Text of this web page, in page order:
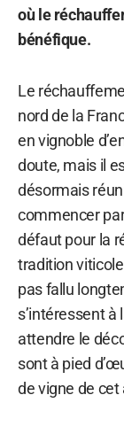
où le
bénéfique.
Le
nord de la
en vignoble
doute, mais il
désormais
commencer
défaut pour la
tradition
pas fallu
s’intéressent à
attendre le
sont à pied
de vigne de